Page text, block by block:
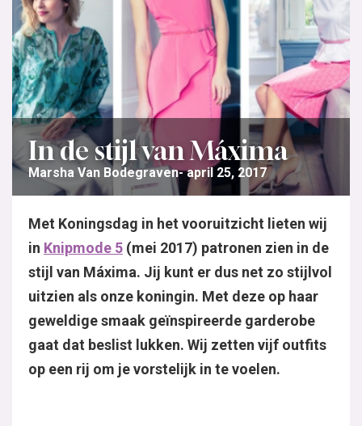
In de stijl van Máxima
Marsha Van Bodegraven april 25, 2017
Met Koningsdag in het vooruitzicht lieten wij
in Knipmode 5 (mei 2017) patronen zien in de
stijl van Máxima. Jij kunt er dus net zo stijlvol
uitzien als onze koningin. Met deze op haar
geweldige smaak geïnspireerde garderobe
gaat dat beslist lukken. Wij zetten vijf outfits
op een rij om je vorstelijk in te voelen.